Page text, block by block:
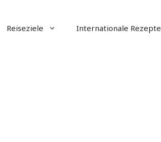
Reiseziele Internationale Rezepte